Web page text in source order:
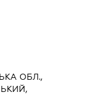
ОБЛ.,